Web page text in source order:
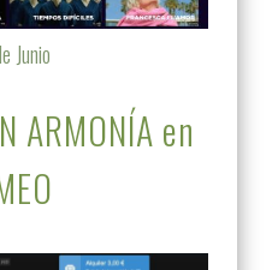
Junio
ARMONÍA en